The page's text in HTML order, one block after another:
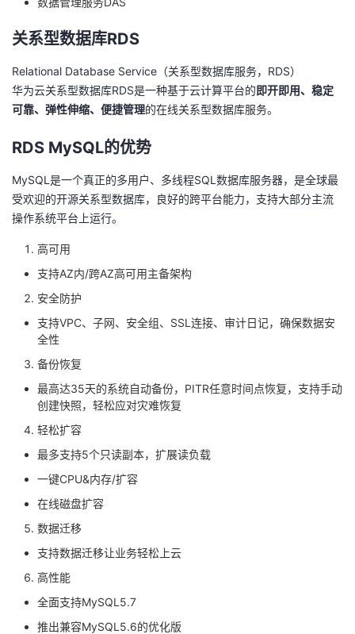
关系型数据库RDS
Relational Database Service（关系型数据库服务，RDS）
华为云关系型数据库RDS是一种基于云计算平台的即开即用、稳定
可靠、弹性伸缩、便捷管理的在线关系型数据库服务。
RDS MySQL的优势
MySQL是一个真正的多用户、多线程SQL数据库服务器，是全球最
受欢迎的开源关系型数据库，良好的跨平台能力，支持大部分主流
操作系统平台上运行。
高可用
支持AZ内/跨AZ高可用主备架构
安全防护
支持VPC、子网、安全组、SSL连接、审计日记，确保数据安
全性
备份恢复
最高达35天的系统自动备份，PITR任意时间点恢复，支持手动
创建快照，轻松应对灾难恢复
轻松扩容
最多支持5个只读副本，扩展读负载
一键CPU&内存/扩容
在线磁盘扩容
数据迁移
支持数据迁移让业务轻松上云
高性能
全面支持MySQL5.7
推出兼容MySQL5.6的优化版